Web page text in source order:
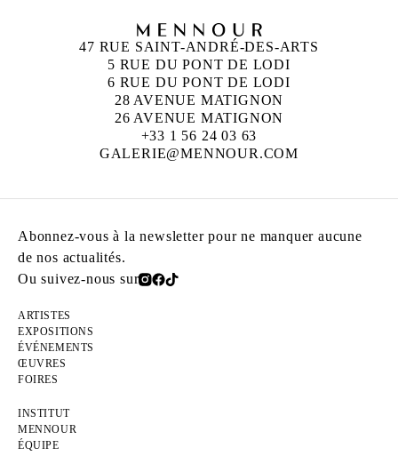
47 RUE SAINT-ANDRÉ-DES-ARTS
5 RUE DU PONT DE LODI
6 RUE DU PONT DE LODI
28 AVENUE MATIGNON
26 AVENUE MATIGNON
+33 1 56 24 03 63
GALERIE@MENNOUR.COM
Abonnez-vous à la newsletter pour ne manquer aucune
de nos actualités.
Ou suivez-nous sur
ARTISTES
EXPOSITIONS
ÉVÉNEMENTS
ŒUVRES
FOIRES
INSTITUT
MENNOUR
ÉQUIPE